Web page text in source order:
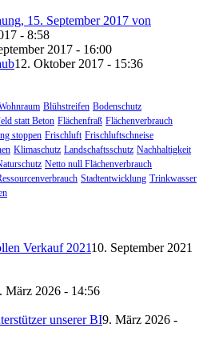
15. September 2017 von
- 8:58
2017 - 16:00
12. Oktober 2017 - 15:36
Blühstreifen Bodenschutz
statt Beton Flächenfraß Flächenverbrauch
stoppen Frischluft Frischluftschneise
Klimaschutz Landschaftsschutz Nachhaltigkeit
Netto null Flächenverbrauch
Stadtentwicklung Trinkwasser
Verkauf 202110. September 2021
März 2026 - 14:56
unserer BI9. März 2026 -